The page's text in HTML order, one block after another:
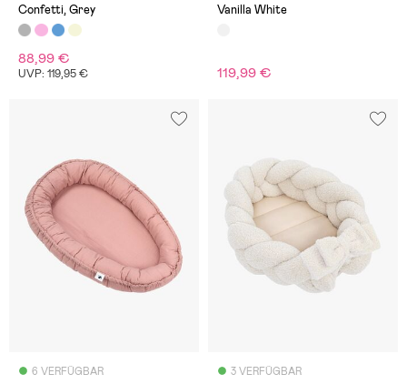
Confetti, Grey
88,99 €
UVP: 119,95 €
Vanilla White
119,99 €
6 VERFÜGBAR 3 VERFÜGBAR